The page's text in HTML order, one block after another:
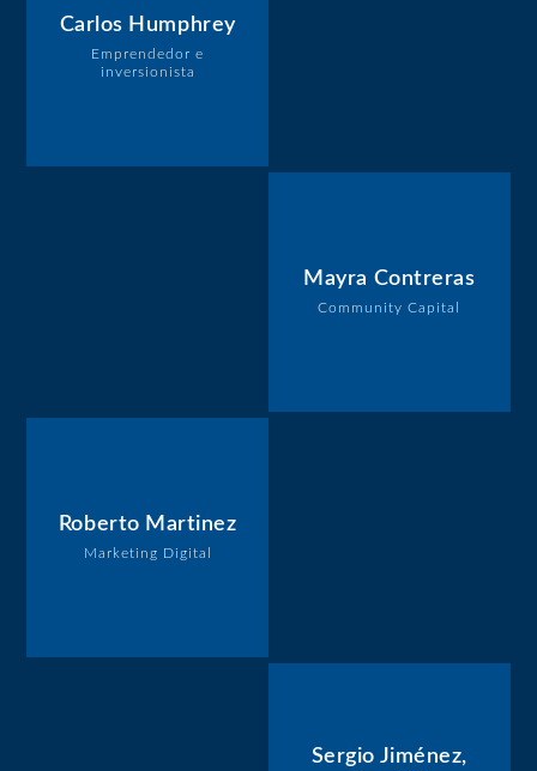
Carlos Humphrey
Emprendedor e
inversionista
Mayra Contreras
Community Capital
Roberto Martinez
Marketing Digital
Sergio Jiménez,